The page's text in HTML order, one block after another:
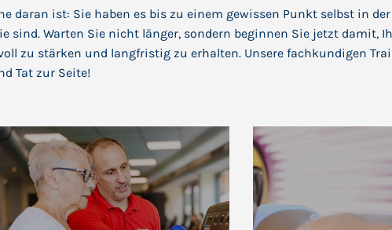
daran ist: Sie haben es bis zu einem gewissen Punkt selbst in
sind. Warten Sie nicht länger, sondern beginnen Sie jetzt damit,
zu stärken und langfristig zu erhalten. Unsere fachkundigen
Tat zur Seite!